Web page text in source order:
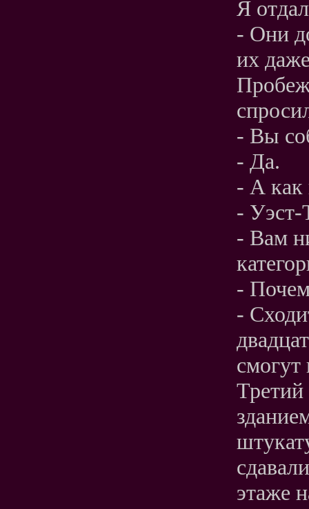
Я
- Они
их
- Вы
- Да.
- А как
- Уэст-
- Вам
-
-
смогут
этаже